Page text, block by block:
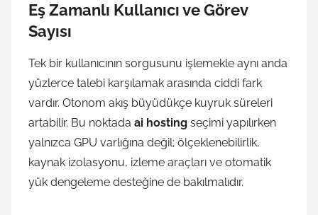
Eş Zamanlı Kullanıcı ve Görev
Sayısı
Tek bir kullanıcının sorgusunu işlemekle aynı anda
yüzlerce talebi karşılamak arasında ciddi fark
vardır. Otonom akış büyüdükçe kuyruk süreleri
artabilir. Bu noktada ai hosting seçimi yapılırken
yalnızca GPU varlığına değil; ölçeklenebilirlik,
kaynak izolasyonu, izleme araçları ve otomatik
yük dengeleme desteğine de bakılmalıdır.